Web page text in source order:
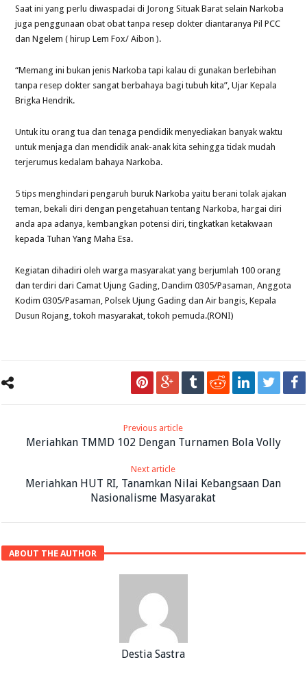
Saat ini yang perlu diwaspadai di Jorong Situak Barat selain Narkoba
juga penggunaan obat obat tanpa resep dokter diantaranya Pil PCC
dan Ngelem ( hirup Lem Fox/ Aibon ).
“Memang ini bukan jenis Narkoba tapi kalau di gunakan berlebihan
tanpa resep dokter sangat berbahaya bagi tubuh kita”, Ujar Kepala
Brigka Hendrik.
Untuk itu orang tua dan tenaga pendidik menyediakan banyak waktu
untuk menjaga dan mendidik anak-anak kita sehingga tidak mudah
terjerumus kedalam bahaya Narkoba.
5 tips menghindari pengaruh buruk Narkoba yaitu berani tolak ajakan
teman, bekali diri dengan pengetahuan tentang Narkoba, hargai diri
anda apa adanya, kembangkan potensi diri, tingkatkan ketakwaan
kepada Tuhan Yang Maha Esa.
Kegiatan dihadiri oleh warga masyarakat yang berjumlah 100 orang
dan terdiri dari Camat Ujung Gading, Dandim 0305/Pasaman, Anggota
Kodim 0305/Pasaman, Polsek Ujung Gading dan Air bangis, Kepala
Dusun Rojang, tokoh masyarakat, tokoh pemuda.(RONI)
Previous article
Meriahkan TMMD 102 Dengan Turnamen Bola Volly
Next article
Meriahkan HUT RI, Tanamkan Nilai Kebangsaan Dan
Nasionalisme Masyarakat
ABOUT THE AUTHOR
Destia Sastra